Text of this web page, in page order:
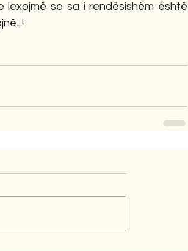
se sa i rendësishëm është